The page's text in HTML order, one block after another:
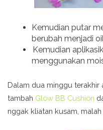
Kemudian putar
berubah menjadi
Kemudian
menggunakan
Dalam dua minggu terakhir
tambah Glow BB Cushion
nggak kliatan kusam,